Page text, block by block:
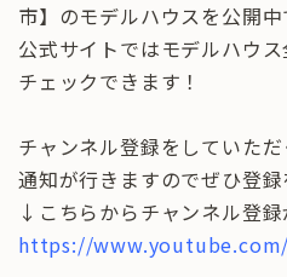
市】のモデルハウスを公開中
公式サイトではモデルハウ
チェックできます！
チャンネル登録をしていた
通知が行きますのでぜひ登録
↓こちらからチャンネル登
https://www.youtube.com/